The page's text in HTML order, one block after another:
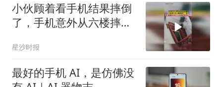
小伙顾着看手机结果摔倒
了，手机意外从六楼摔到
砸到人 手机有点瑕疵
星沙时报
最好的手机 AI，是仿佛没